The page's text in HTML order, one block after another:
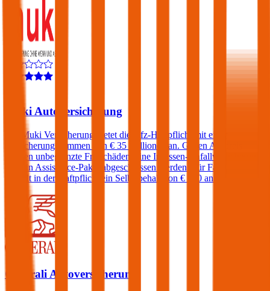
Muki Autoversicherung
Die Muki Versicherung bietet die Kfz-Haftpflicht mit einer
Versicherungssummen von € 35 Millionen an. Gegen Aufpreis
können unbegrenzte Freischäden, eine Insassen-Unfallversicherung
und ein Assistance-Paket abgeschlossen werden. Für Fahrer unter
23 fällt in der Haftpflicht ein Selbstbehalt von € 500 an.
Generali Autoversicherung